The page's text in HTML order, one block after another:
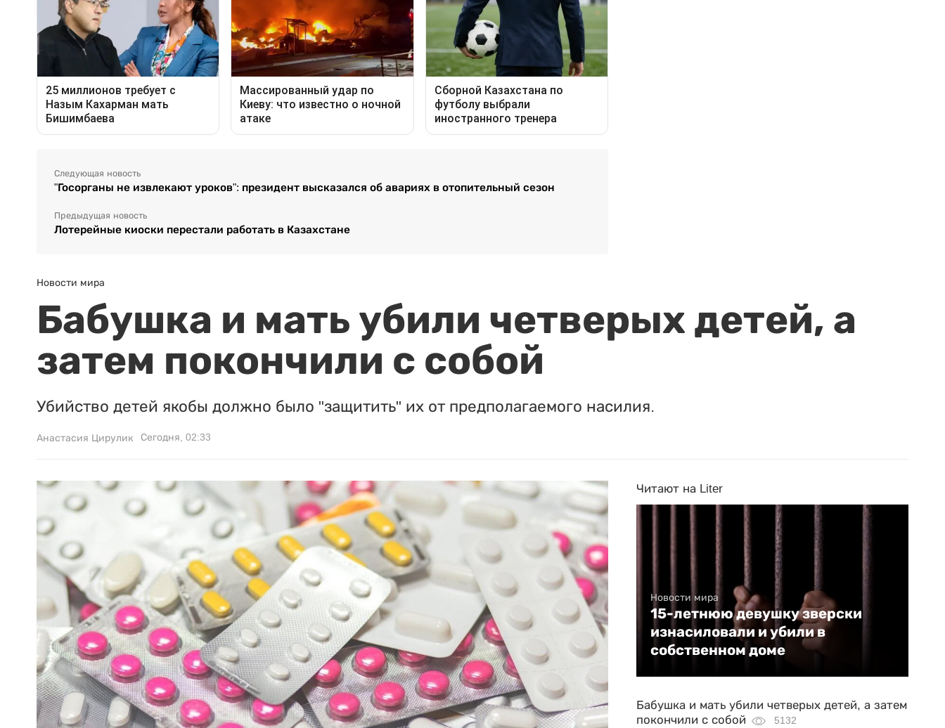
Следующая новость
"Госорганы не извлекают уроков": президент высказался об авариях в отопительный сезон
Предыдущая новость
Лотерейные киоски перестали работать в Казахстане
Новости мира
Бабушка и мать убили четверых детей, а
затем покончили с собой
Убийство детей якобы должно было "защитить" их от предполагаемого насилия.
Анастасия Цирулик Сегодня, 02:33
Читают на Liter
Новости мира
15-летнюю девушку зверски
изнасиловали и убили в
собственном доме
Бабушка и мать убили четверых детей, а затем
покончили с собой
5132